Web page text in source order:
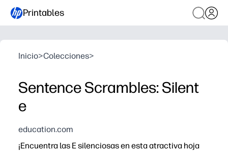
Printables
Inicio>Colecciones>
Sentence Scrambles: Silent
e
education.com
¡Encuentra las E silenciosas en esta atractiva hoja